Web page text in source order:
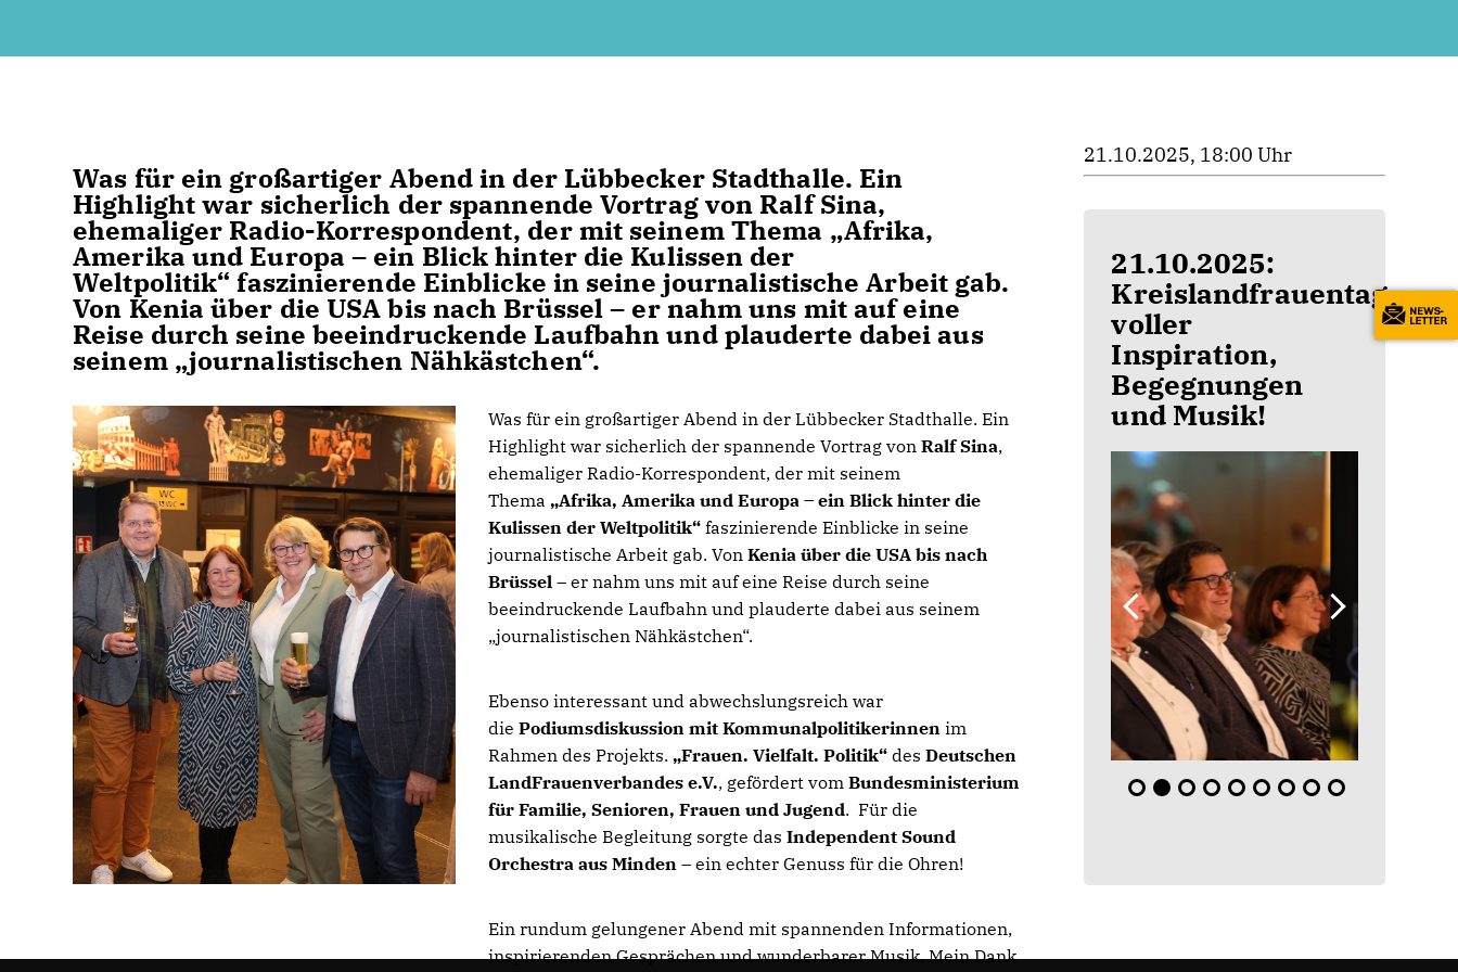
Was für ein großartiger Abend in der Lübbecker Stadthalle. Ein
Highlight war sicherlich der spannende Vortrag von Ralf Sina,
ehemaliger Radio-Korrespondent, der mit seinem Thema Afrika,
Amerika und Europa – ein Blick hinter die Kulissen der
Weltpolitik“ faszinierende Einblicke in seine journalistische Arbeit gab.
Von Kenia über die USA bis nach Brüssel– er nahm uns mit auf eine
Reise durch seine beeindruckende Laufbahn und plauderte dabei aus
seinem „journalistischen Nähkästchen“.
Was für ein großartiger Abend in der Lübbecker Stadthalle. Ein
Highlight war sicherlich der spannende Vortrag vonRalf Sina,
ehemaliger Radio-Korrespondent, der mit seinem
ThemaAfrika, Amerika und Europa – ein Blick hinter die
Kulissen der Weltpolitik“ faszinierende Einblicke in seine
journalistische Arbeit gab. VonKenia über die USA bis nach
Brüssel – er nahm uns mit auf eine Reise durch seine
beeindruckende Laufbahn und plauderte dabei aus seinem
journalistischen Nähkästchen“.
Ebenso interessant und abwechslungsreich war
diePodiumsdiskussion mit Kommunalpolitikerinnen im
Rahmen des Projekts. Frauen. Vielfalt. Politik“ desDeutschen
LandFrauenverbandes e.V., gefördert vomBundesministerium
für Familie, Senioren, Frauen und Jugend. Für die
musikalische Begleitung sorgte dasIndependent Sound
Orchestra aus Minden – ein echter Genuss für die Ohren!
Ein rundum gelungener Abend mit spannenden Informationen,
inspirierenden Gesprächen und wunderbarer Musik. Mein Dank
21.10.2025, 18:00 Uhr
21.10.2025:
Kreislandfrauentag
voller
Inspiration,
Begegnungen
und Musik!